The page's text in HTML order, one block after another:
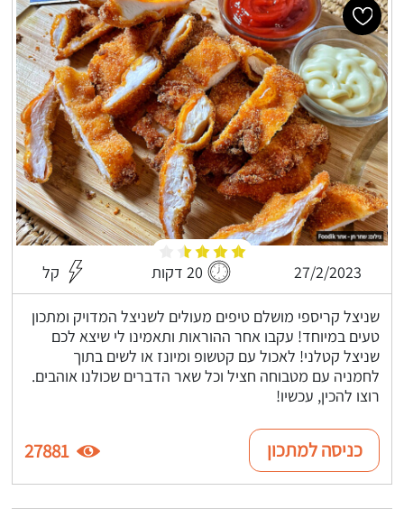
27/2/2023 20 דקות קל
שניצל קריספי מושלם טיפים מעולים לשניצל המדויק ומתכון
טעים במיוחד! עקבו אחר ההוראות ותאמינו לי שיצא לכם
שניצל קטלני! לאכול עם קטשופ ומיונז או לשים בתוך
לחמניה עם מטבוחה חציל וכל שאר הדברים שכולנו אוהבים.
רוצו להכין, עכשיו!
כניסה למתכון 27881